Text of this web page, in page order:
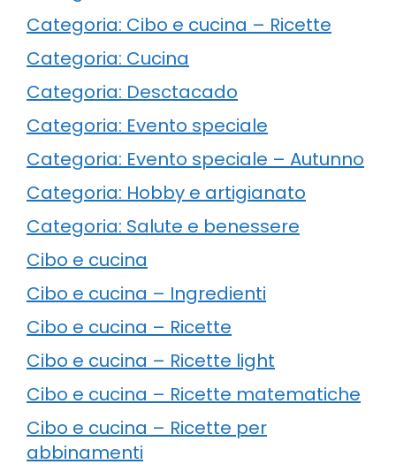
Categoria: Cibo e cucina – Ricette
Categoria: Cucina
Categoria: Desctacado
Categoria: Evento speciale
Categoria: Evento speciale – Autunno
Categoria: Hobby e artigianato
Categoria: Salute e benessere
Cibo e cucina
Cibo e cucina – Ingredienti
Cibo e cucina – Ricette
Cibo e cucina – Ricette light
Cibo e cucina – Ricette matematiche
Cibo e cucina – Ricette per
abbinamenti